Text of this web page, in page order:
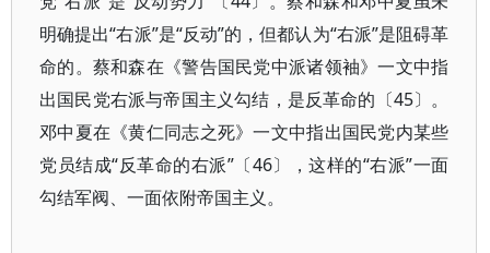
明确提出“右派”是“反动”的，但都认为“右派”是阻碍革
命的。蔡和森在《警告国民党中派诸领袖》一文中指
出国民党右派与帝国主义勾结，是反革命的〔45〕。
邓中夏在《黄仁同志之死》一文中指出国民党内某些
党员结成“反革命的右派”〔46〕，这样的“右派”一面
勾结军阀、一面依附帝国主义。